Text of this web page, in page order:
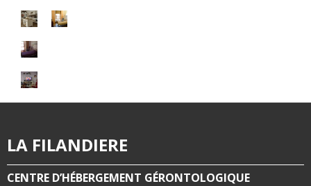
LA FILANDIERE
CENTRE D’HÉBERGEMENT GÉRONTOLOGIQUE